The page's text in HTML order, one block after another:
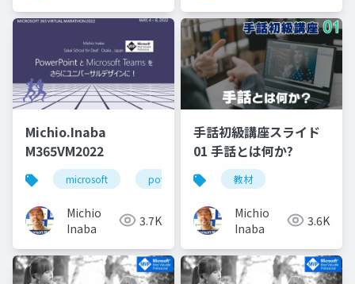
Michio.Inaba
M365VM2022
microsoft powerpoint microsoftmvp
Michio
Inaba
3.7K
手話初級講座スライド
01 手話とは何か?
教材
Michio
Inaba
3.6K